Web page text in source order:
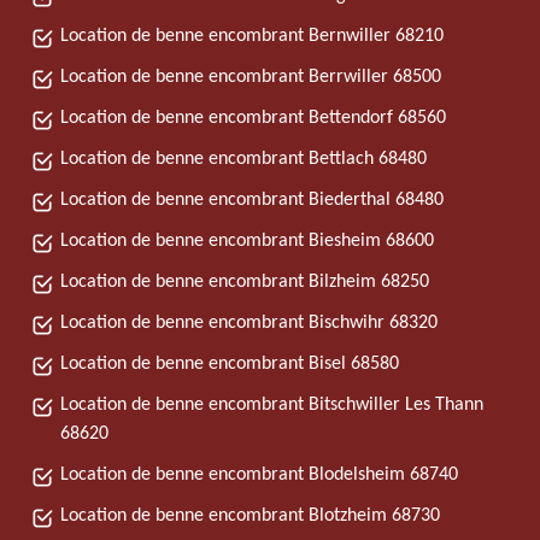
Location de benne encombrant Bernwiller 68210
Location de benne encombrant Berrwiller 68500
Location de benne encombrant Bettendorf 68560
Location de benne encombrant Bettlach 68480
Location de benne encombrant Biederthal 68480
Location de benne encombrant Biesheim 68600
Location de benne encombrant Bilzheim 68250
Location de benne encombrant Bischwihr 68320
Location de benne encombrant Bisel 68580
Location de benne encombrant Bitschwiller Les Thann
68620
Location de benne encombrant Blodelsheim 68740
Location de benne encombrant Blotzheim 68730